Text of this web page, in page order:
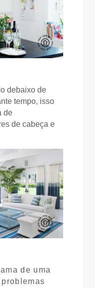
debaixo de
tempo, isso
de
de cabeça e
de uma